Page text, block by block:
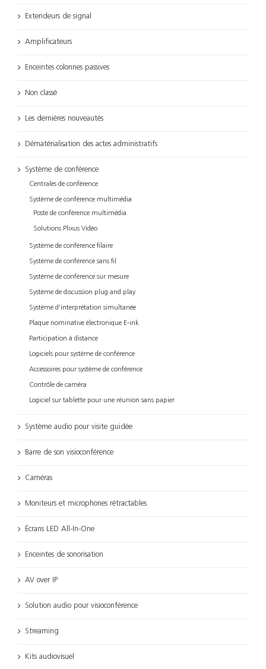
Extendeurs de signal
Amplificateurs
Enceintes colonnes passives
Non classé
Les dernières nouveautés
Dématérialisation des actes administratifs
Système de conférence
Centrales de conférence
Système de conférence multimédia
Poste de conférence multimédia
Solutions Plixus Vidéo
Système de conférence filaire
Système de conférence sans fil
Système de conférence sur mesure
Système de discussion plug and play
Système d'interprétation simultanée
Plaque nominative électronique E-ink
Participation à distance
Logiciels pour système de conférence
Accessoires pour système de conférence
Contrôle de caméra
Logiciel sur tablette pour une réunion sans papier
Système audio pour visite guidée
Barre de son visioconférence
Caméras
Moniteurs et microphones rétractables
Écrans LED All-In-One
Enceintes de sonorisation
AV over IP
Solution audio pour visioconférence
Streaming
Kits audiovisuel